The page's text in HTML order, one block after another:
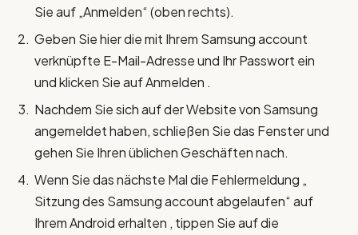
Sie auf „Anmelden“ (oben rechts).
Geben Sie hier die mit Ihrem Samsung account
verknüpfte E-Mail-Adresse und Ihr Passwort ein
und klicken Sie auf Anmelden .
Nachdem Sie sich auf der Website von Samsung
angemeldet haben, schließen Sie das Fenster und
gehen Sie Ihren üblichen Geschäften nach.
Wenn Sie das nächste Mal die Fehlermeldung „
Sitzung des Samsung account abgelaufen“ auf
Ihrem Android erhalten , tippen Sie auf die